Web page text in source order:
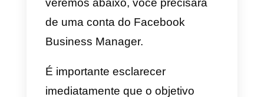
ou Facebook Messenger.
Essa nova integração, conforme
relatada pelo Salesforce, aplica-